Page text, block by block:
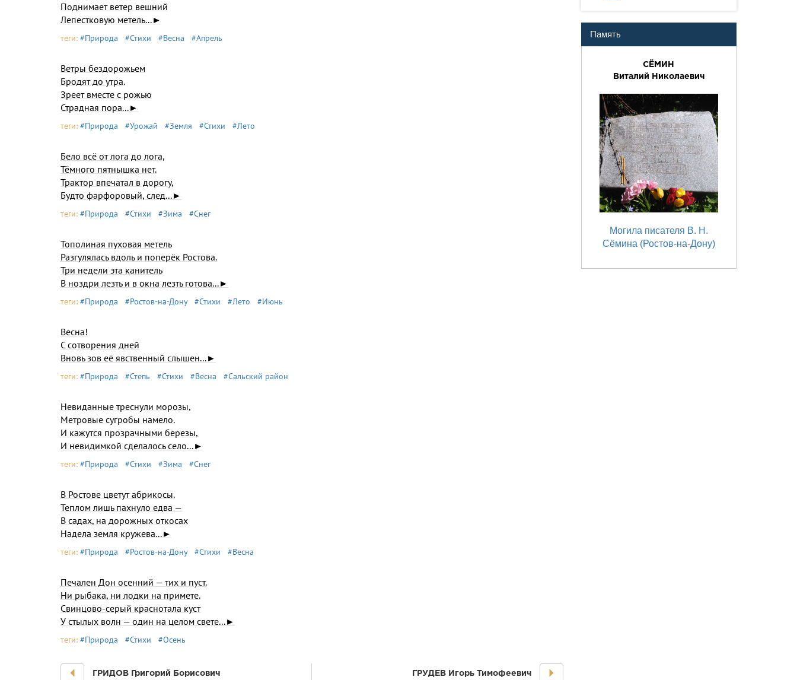
Поднимает ветер вешний
Лепестковую метель...►
теги: #Природа #Стихи #Весна #Апрель
Ветры бездорожьем
Бродят до утра.
Зреет вместе с рожью
Страдная пора...►
теги: #Природа #Урожай #Земля #Стихи #Лето
Бело всё от лога до лога,
Тёмного пятнышка нет.
Трактор впечатал в дорогу,
Будто фарфоровый, след...►
теги: #Природа #Стихи #Зима #Снег
Тополиная пуховая метель
Разгулялась вдоль и поперёк Ростова.
Три недели эта канитель
В ноздри лезть и в окна лезть готова...►
теги: #Природа #Ростов-на-Дону #Стихи #Лето #Июнь
Весна!
С сотворения дней
Вновь зов её явственный слышен...►
теги: #Природа #Степь #Стихи #Весна #Сальский район
Невиданные треснули морозы,
Метровые сугробы намело.
И кажутся прозрачными березы,
И невидимкой сделалось село...►
теги: #Природа #Стихи #Зима #Снег
В Ростове цветут абрикосы.
Теплом лишь пахнуло едва —
В садах, на дорожных откосах
Надела земля кружева...►
теги: #Природа #Ростов-на-Дону #Стихи #Весна
Печален Дон осенний — тих и пуст.
Ни рыбака, ни лодки на примете.
Свинцово-серый краснотала куст
У стылых волн — один на целом свете...►
теги: #Природа #Стихи #Осень
ГРИДОВ Григорий Борисович ГРУДЕВ Игорь Тимофеевич
Память
СЁМИН
Виталий Николаевич
Могила писателя В. Н.
Сёмина (Ростов-на-Дону)